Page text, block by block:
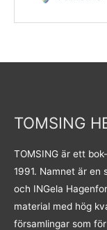
TOMSING
TOMSING är ett
1991. Namnet är en
och INGela
material med hög
församlingar som